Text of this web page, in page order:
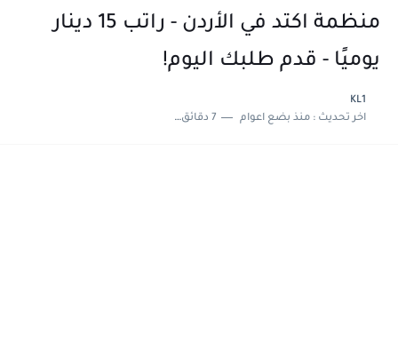
منظمة اكتد في الأردن - راتب 15 دينار
يوميًا - قدم طلبك اليوم!
KL1
اخر تحديث :منذ بضع اعوام 7 دقائق للقراءة